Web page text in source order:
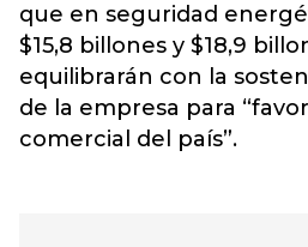
que en seguridad
$15,8 billones y $18,9
equilibrarán con la
de la empresa para
comercial del país”.